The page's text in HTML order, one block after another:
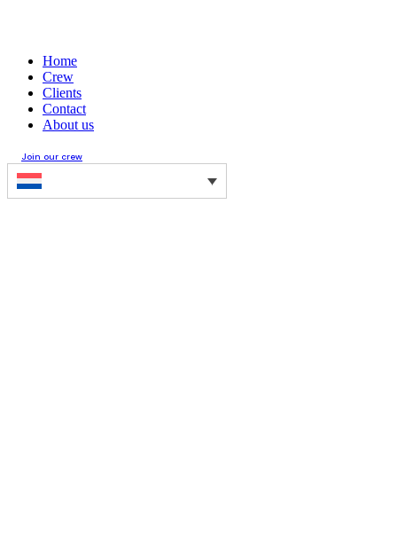
Home
Crew
Clients
Contact
About us
Join our crew